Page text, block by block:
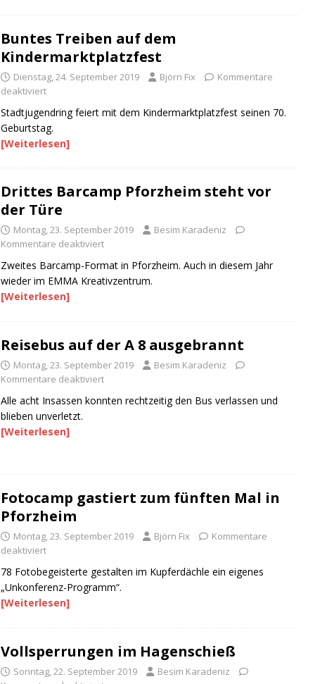
Buntes Treiben auf dem
Kindermarktplatzfest
Dienstag, 24. September 2019 Björn Fix
Kommentare
deaktiviert
Stadtjugendring feiert mit dem Kindermarktplatzfest seinen 70.
Geburtstag.
[Weiterlesen]
Drittes Barcamp Pforzheim steht vor
der Türe
Montag, 23. September 2019
Besim Karadeniz
Kommentare deaktiviert
Zweites Barcamp-Format in Pforzheim. Auch in diesem Jahr
wieder im EMMA Kreativzentrum.
[Weiterlesen]
Reisebus auf der A 8 ausgebrannt
Montag, 23. September 2019
Besim Karadeniz
Kommentare deaktiviert
Alle acht Insassen konnten rechtzeitig den Bus verlassen und
blieben unverletzt.
[Weiterlesen]
Fotocamp gastiert zum fünften Mal in
Pforzheim
Montag, 23. September 2019 Björn Fix
Kommentare
deaktiviert
78 Fotobegeisterte gestalten im Kupferdächle ein eigenes
„Unkonferenz-Programm“.
[Weiterlesen]
Vollsperrungen im Hagenschieß
Sonntag, 22. September 2019
Besim Karadeniz